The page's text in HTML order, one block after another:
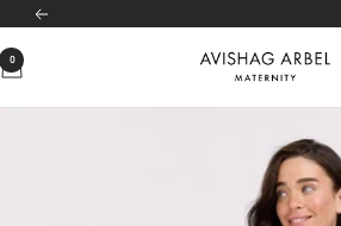
הבא
Avishag
0